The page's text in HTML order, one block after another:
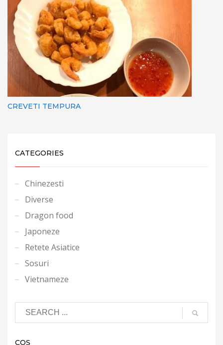
CREVETI TEMPURA
CATEGORIES
Chinezesti
Diverse
Dragon food
Japoneze
Retete Asiatice
Sosuri
Vietnameze
COȘ